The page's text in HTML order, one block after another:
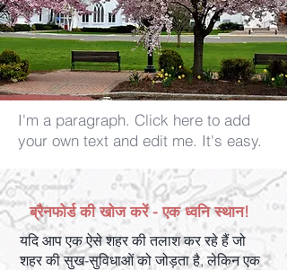
I'm a paragraph. Click here to add
your own text and edit me. It's easy.
ब्रैनफोर्ड की खोज करें - एक ध्वनि स्थान!
यदि आप एक ऐसे शहर की तलाश कर रहे हैं जो
शहर की सुख-सुविधाओं को जोड़ता है, लेकिन एक